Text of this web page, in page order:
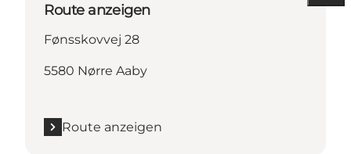
Route anzeigen
Fønsskovvej 28
5580 Nørre Aaby
Route anzeigen